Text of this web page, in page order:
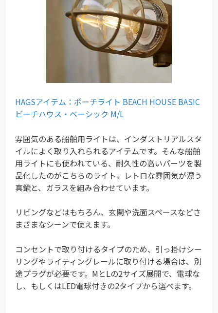
HAGSアイテム：ポーチライト BEACH HOUSE BASIC
ビーチハウス・ベーシック M/L
雰囲気のある船舶用ライトは、インダストリアルスタ
イルによく取り入れられるアイテムです。そんな船舶
用ライトにも使われている、耐久性の高いパーツを製
品化したのがこちらのライト。レトロな雰囲気が漂う
真鍮と、ガラスを組み合わせています。
リビングなどはもちろん、玄関や洗面スペースなどさ
まざまなシーンで使えます。
コンセントで取り付けるタイプのため、引っ掛けシー
リングやライティングレールに取り付ける場合は、別
途プラグが必要です。MとLの2サイズ展開で、電球な
し、もしくはLED電球付きの2タイプから選べます。